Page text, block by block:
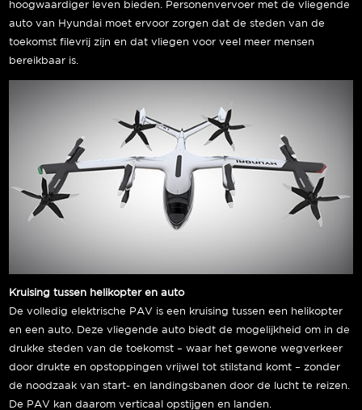
hoogwaardiger leven bieden. Personenvervoer met de vliegende
auto van Hyundai moet ervoor zorgen dat de steden van de
toekomst filevrij zijn en dat vliegen voor veel meer mensen
bereikbaar is.
Kruising tussen helikopter en auto
De volledig elektrische PAV is een kruising tussen een helikopter
en een auto. Deze vliegende auto biedt de mogelijkheid om in de
drukke steden van de toekomst – waar het gewone wegverkeer
door drukte en opstoppingen vrijwel tot stilstand komt – zonder
de noodzaak van start- en landingsbanen door de lucht te reizen.
De PAV kan daarom verticaal opstijgen en landen.